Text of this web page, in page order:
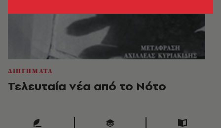
ΔΙΗΓΗΜΑΤΑ
Τελευταία νέα από το Νότο